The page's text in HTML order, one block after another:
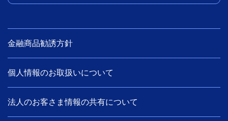
金融商品勧誘方針
個人情報のお取扱いについて
法人のお客さま情報の共有について